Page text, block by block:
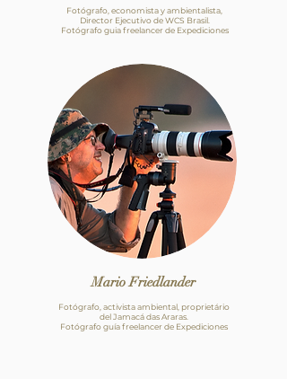
Fotógrafo, economista y ambientalista,
Director Ejecutivo de WCS Brasil.
Fotógrafo guia freelancer de Expediciones
Mario Friedlander
Fotógrafo, activista ambiental, proprietário
del Jamacá das Araras.
Fotógrafo guía freelancer de Expediciones